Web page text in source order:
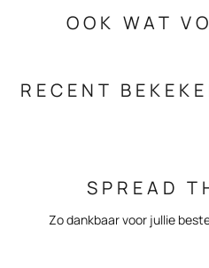
OOK WAT
RECENT
SPREAD
Zo dankbaar voor jullie